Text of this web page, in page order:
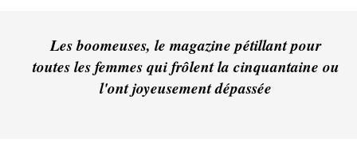
Les boomeuses, le magazine pétillant pour
toutes les femmes qui frôlent la cinquantaine ou
l'ont joyeusement dépassée